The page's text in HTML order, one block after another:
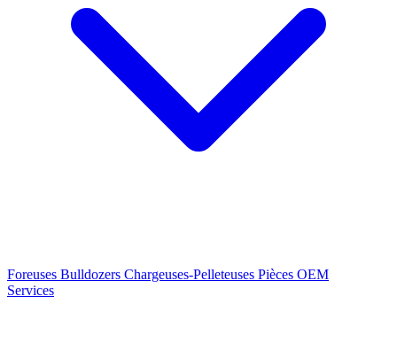
Foreuses Bulldozers Chargeuses-Pelleteuses Pièces OEM
Services